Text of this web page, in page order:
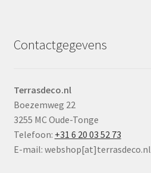
Contactgegevens
Terrasdeco.nl
Boezemweg 22
3255 MC Oude-Tonge
Telefoon: +31 6 20 03 52 73
E-mail: webshop[at]terrasdeco.nl